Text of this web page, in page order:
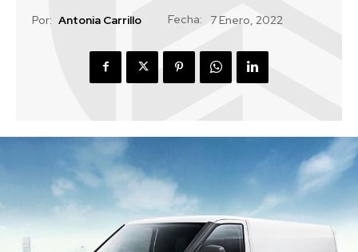
Por: Antonia Carrillo Fecha: 7 Enero, 2022